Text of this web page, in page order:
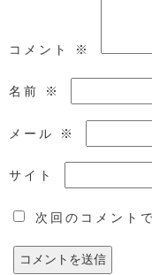
コメント ※
名前 ※
メール ※
サイト
次回のコメント